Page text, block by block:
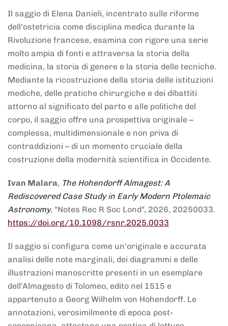
Il saggio di Elena Danieli, incentrato sulle riforme
dell'ostetricia come disciplina medica durante la
Rivoluzione francese, esamina con rigore una serie
molto ampia di fonti e attraversa la storia della
medicina, la storia di genere e la storia delle tecniche.
Mediante la ricostruzione della storia delle istituzioni
mediche, delle pratiche chirurgiche e dei dibattiti
attorno al significato del parto e alle politiche del
corpo, il saggio offre una prospettiva originale –
complessa, multidimensionale e non priva di
contraddizioni – di un momento cruciale della
costruzione della modernità scientifica in Occidente.
Ivan Malara, The Hohendorff Almagest: A
Rediscovered Case Study in Early Modern Ptolemaic
Astronomy, "Notes Rec R Soc Lond", 2026, 20250033.
https://doi.org/10.1098/rsnr.2025.0033
Il saggio si configura come un'originale e accurata
analisi delle note marginali, dei diagrammi e delle
illustrazioni manoscritte presenti in un esemplare
dell'Almagesto di Tolomeo, edito nel 1515 e
appartenuto a Georg Wilhelm von Hohendorff. Le
annotazioni, verosimilmente di epoca post-